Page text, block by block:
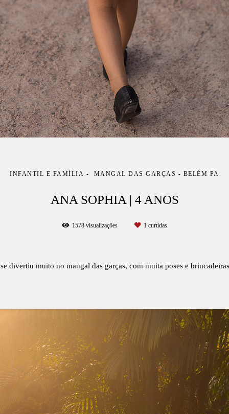
INFANTIL E FAMÍLIA MANGAL DAS GARÇAS - BELÉM PA
ANA SOPHIA | 4 ANOS
1578 visualizações 1 curtidas
divertiu muito no mangal das garças, com muita poses e